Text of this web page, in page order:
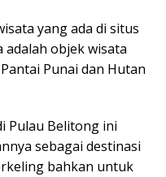
yang ada di situs
objek wisata
Punai dan Hutan
Pulau Belitong ini
sebagai destinasi
bahkan untuk